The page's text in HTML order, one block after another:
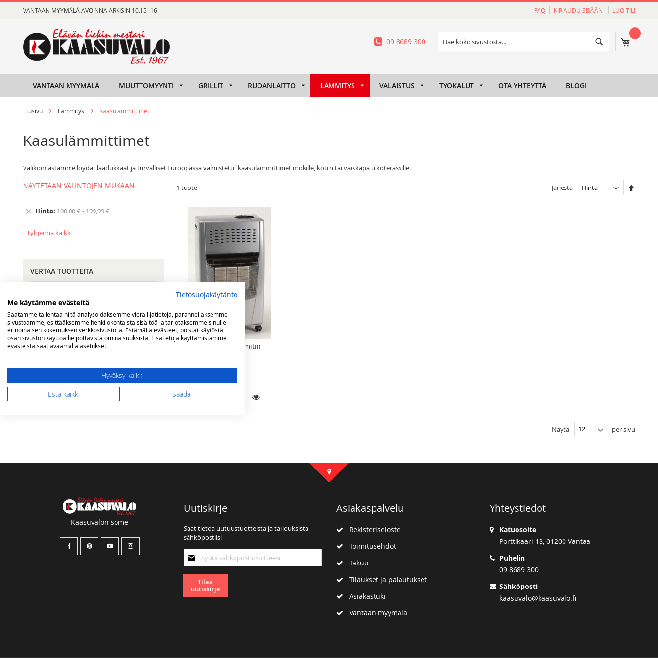
to
VANTAAN MYYMÄLÄ AVOINNA ARKISIN 10.15 -16 FAQ KIRJAUDU SISÄÄN LUO TILI
Ostoskori
Haku
09 8689 300
VANTAAN MYYMÄLÄ MUUTTOMYYNTI GRILLIT RUOANLAITTO LÄMMITYS VALAISTUS TYÖKALUT OTA YHTEYTTÄ BLOGI
Etusivu Lämmitys Kaasulämmittimet
Kaasulämmittimet
Valikoimastamme löydät laadukkaat ja turvalliset Euroopassa valmistetut kaasulämmittimet mökille, kotiin tai vaikkapa ulkoterassille.
1 tuote Järjestä
Bella nestekaasulämmitin
199,00 €
Ei varastossa
LISÄÄ
TOIVELISTAAN
LISÄÄKATSO
Näytä per sivu
NÄYTETÄÄN VALINTOJEN MUKAAN
Hinta 100,00 € - 199,99 €
Tyhjennä kaikki
VERTAA TUOTTEITA
OMA TOIVELISTA
Kaasuvalon some
Uutiskirje
Saat tietoa uutuustuotteista ja tarjouksista
sähköpostiisi
uutiskirjeemme:
Tilaa
uutiskirje
Asiakaspalvelu
Rekisteriseloste
Toimitusehdot
Takuu
Tilaukset ja palautukset
Asiakastuki
Vantaan myymälä
Yhteystiedot
Katuosoite
Porttikaari 18, 01200 Vantaa
Puhelin
09 8689 300
Sähköposti
kaasuvalo@kaasuvalo.fi
Tietosuojakäytäntö
Me käytämme evästeitä
Saatamme tallentaa niitä analysoidaksemme vierailijatietoja, parannellaksemme
sivustoamme, esittääksemme henkilökohtaista sisältöä ja tarjotaksemme sinulle
erinomaisen kokemuksen verkkosivustolla. Estämällä evästeet, poistat käytöstä
osan sivuston käyttöä helpottavista ominaisuuksista. Lisätietoja käyttämistämme
evästeistä saat avaamalla asetukset.
Hyväksy kaikki
Estä kaikki
Säädä